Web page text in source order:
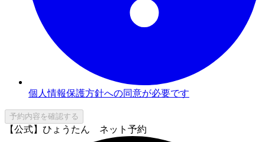
個人情報保護方針への同意が必要です
予約内容を確認する
【公式】ひょうたん ネット予約